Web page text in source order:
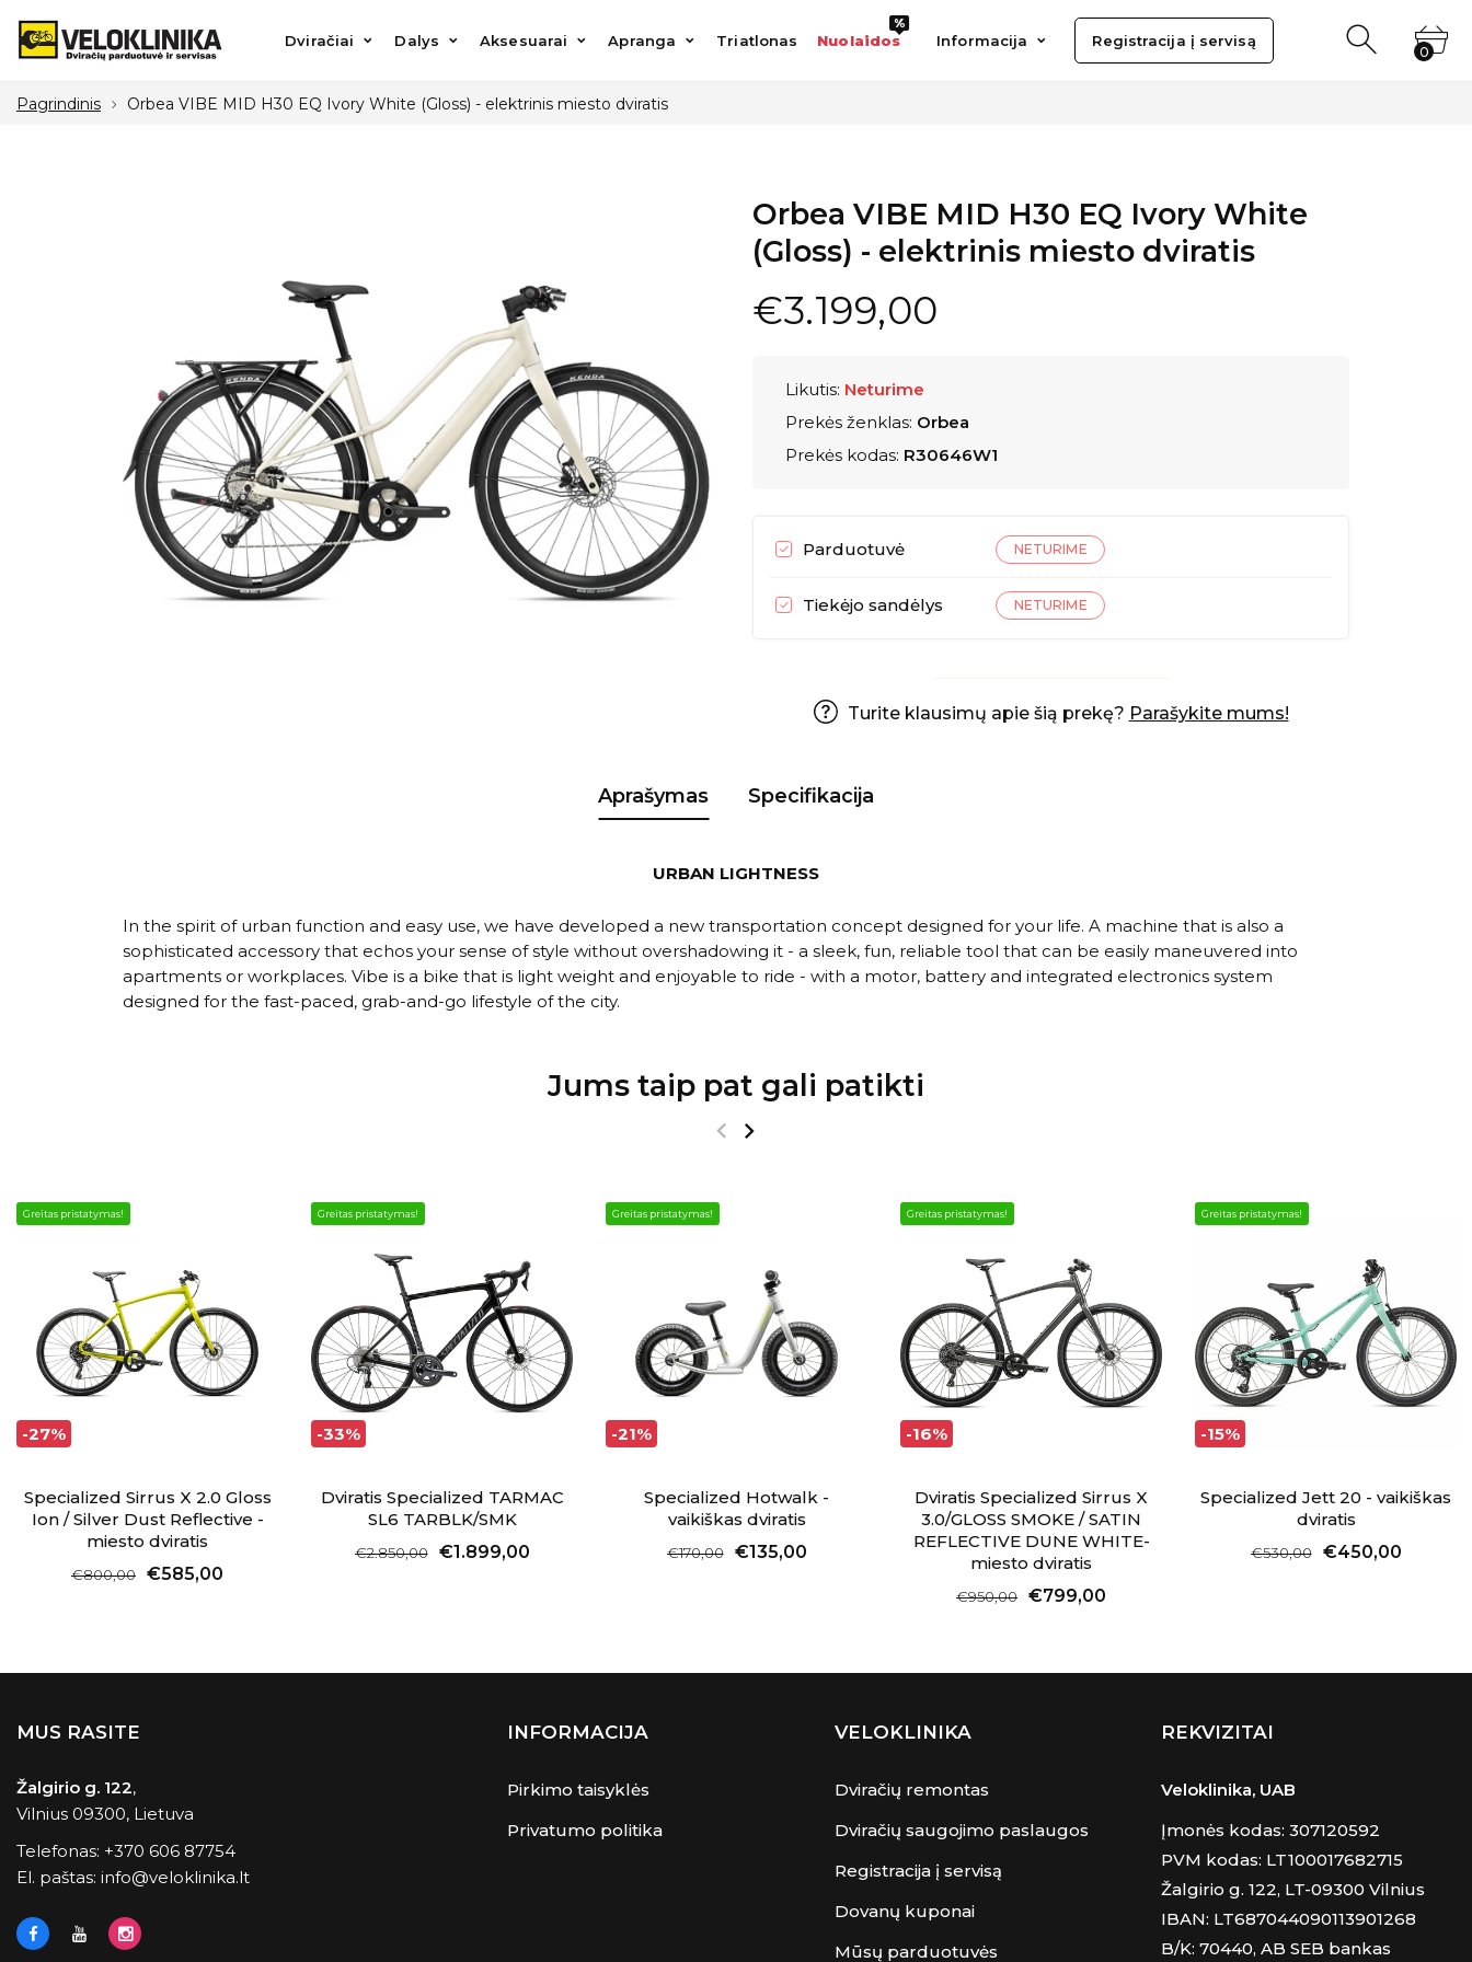
0
Dviračiai Dalys Aksesuarai Apranga Triatlonas Nuolaidos
%
Informacija Registracija į servisą
0
Pagrindinis Orbea VIBE MID H30 EQ Ivory White (Gloss) - elektrinis miesto dviratis
Orbea VIBE MID H30 EQ Ivory White
(Gloss) - elektrinis miesto dviratis
€3.199,00
Likutis: Neturime
Prekės ženklas: Orbea
Prekės kodas: R30646W1
Parduotuvė NETURIME
Tiekėjo sandėlys NETURIME
Turite klausimų apie šią prekę? Parašykite mums!
Aprašymas Specifikacija
URBAN LIGHTNESS
In the spirit of urban function and easy use, we have developed a new transportation concept designed for your life. A machine that is also a
sophisticated accessory that echos your sense of style without overshadowing it - a sleek, fun, reliable tool that can be easily maneuvered into
apartments or workplaces. Vibe is a bike that is light weight and enjoyable to ride - with a motor, battery and integrated electronics system
designed for the fast-paced, grab-and-go lifestyle of the city.
Jums taip pat gali patikti
-27%
Greitas pristatymas!
Specialized Sirrus X 2.0 Gloss
Ion / Silver Dust Reflective -
miesto dviratis
€800,00 €585,00
-33%
Greitas pristatymas!
Dviratis Specialized TARMAC
SL6 TARBLK/SMK
€2.850,00 €1.899,00
-21%
Greitas pristatymas!
Specialized Hotwalk -
vaikiškas dviratis
€170,00 €135,00
-16%
Greitas pristatymas!
Dviratis Specialized Sirrus X
3.0/GLOSS SMOKE / SATIN
REFLECTIVE DUNE WHITE-
miesto dviratis
€950,00 €799,00
-15%
Greitas pristatymas!
Specialized Jett 20 - vaikiškas
dviratis
€530,00 €450,00
MUS RASITE
Žalgirio g. 122,
Vilnius 09300, Lietuva
Telefonas: +370 606 87754
El. paštas: info@veloklinika.lt
INFORMACIJA
Pirkimo taisyklės
Privatumo politika
VELOKLINIKA
Dviračių remontas
Dviračių saugojimo paslaugos
Registracija į servisą
Dovanų kuponai
Mūsų parduotuvės
REKVIZITAI
Veloklinika, UAB
Įmonės kodas: 307120592
PVM kodas: LT100017682715
Žalgirio g. 122, LT-09300 Vilnius
IBAN: LT687044090113901268
B/K: 70440, AB SEB bankas